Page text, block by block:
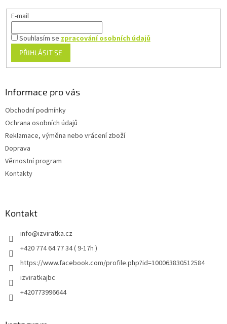
E-mail
Souhlasím sezpracování osobních údajů
PŘIHLÁSIT SE
Informace pro vás
Obchodní podmínky
Ochrana osobních údajů
Reklamace, výměna nebo vrácení zboží
Doprava
Věrnostní program
Kontakty
Kontakt
info@izviratka.cz
+420 774 64 77 34 ( 9-17h )
https://www.facebook.com/profile.php?id=100063830512584
izviratkajbc
+420773996644